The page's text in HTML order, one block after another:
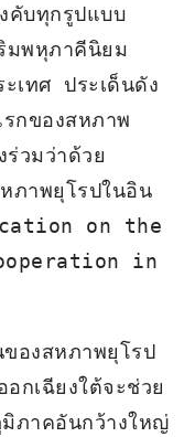
คับทุกรูปแบบ
มพหุภาคีนิยม
เทศ ประเด็นดัง
กของสหภาพ
ร่วมว่าด้วย
ภาพยุโรปในอิน
on the
in
องสหภาพยุโรป
อกเฉียงใต้จะช่วย
ภาคอันกว้างใหญ่